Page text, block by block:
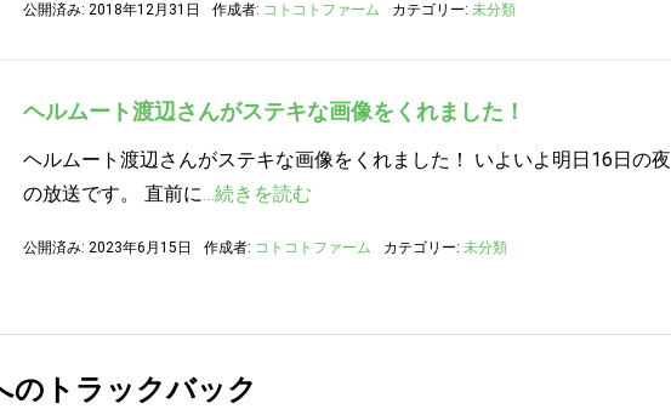
公開済み: 2018年12月31日 作成者: コトコトファーム カテゴリー: 未分類
ヘルムート渡辺さんがステキな画像をくれました！
ヘルムート渡辺さんがステキな画像をくれました！ いよいよ明日16日の夜
の放送です。 直前に…続きを読む
公開済み: 2023年6月15日 作成者: コトコトファーム カテゴリー: 未分類
のトラックバック